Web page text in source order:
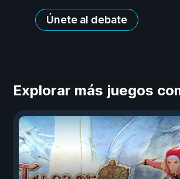
Únete al debate
Explorar más juegos